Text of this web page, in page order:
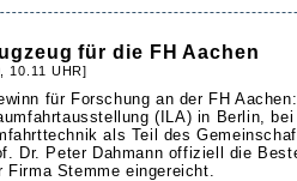
für die FH Aachen
10.11 UHR]
für Forschung an der FH
(ILA) in Berlin,
als Teil des
Dr. Peter Dahmann offiziell die
Firma Stemme eingereicht.